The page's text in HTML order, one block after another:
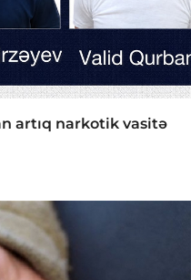
artıq narkotik vasitə